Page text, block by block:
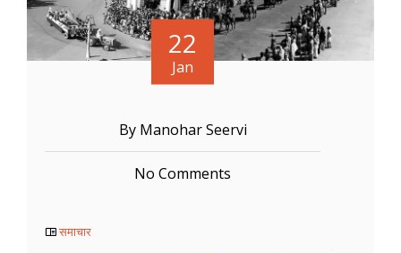
22
Jan
By Manohar Seervi
No Comments
समाचार